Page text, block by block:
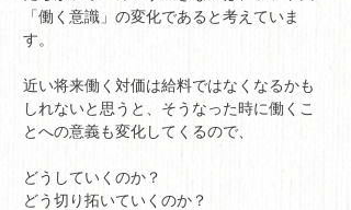
「働く意識」の変化であると考えていま
す。
近い将来働く対価は給料ではなくなるかも
しれないと思うと、そうなった時に働くこ
とへの意義も変化してくるので、
どうしていくのか？
どう切り拓いていくのか？